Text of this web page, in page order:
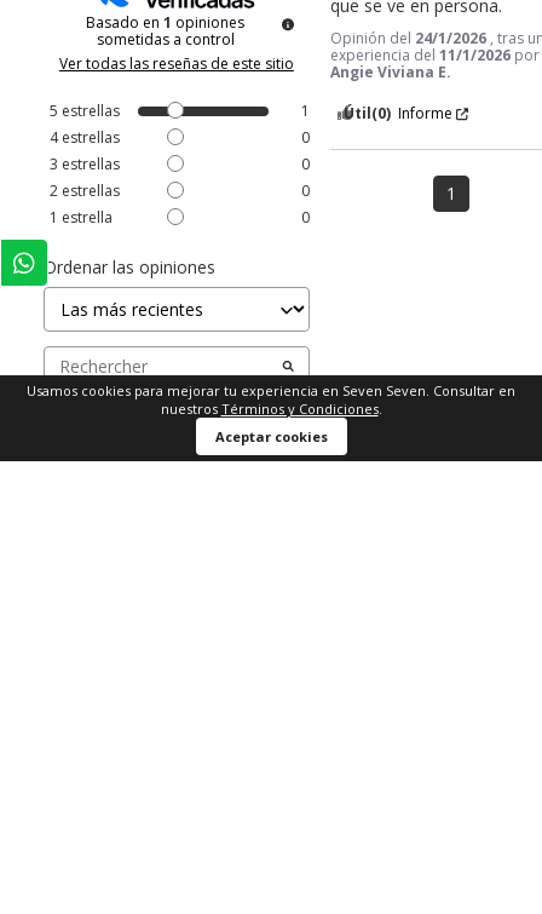
Comprar ahora
Basado en1 opiniones
sometidas a control
Ver todas las reseñas de este sitio
5 estrellas
1
4estrellas
0
3 estrellas
0
2 estrellas
0
1 estrella 0
Ordenar las opiniones
que se ve en persona.
Opinión del 24/1/2026 , tras
experiencia del11/1/2026 por
Angie Viviana E.
Útil(0) Informe
1
Usamos cookies para mejorar tu experiencia en Seven Seven. Consultar en
nuestros Términos y Condiciones.
Aceptar cookies